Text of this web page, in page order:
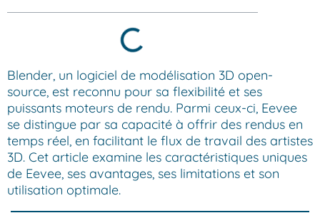
Blender, un logiciel de modélisation 3D open-
source, est reconnu pour sa flexibilité et ses
puissants moteurs de rendu. Parmi ceux-ci, Eevee
se distingue par sa capacité à offrir des rendus en
temps réel, en facilitant le flux de travail des artistes
3D. Cet article examine les caractéristiques uniques
de Eevee, ses avantages, ses limitations et son
utilisation optimale.